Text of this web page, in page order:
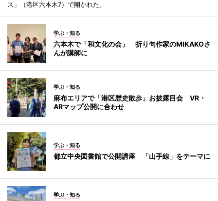
ス」（港区六本木7）で開かれた。
学ぶ・知る
六本木で「和文化の会」 折り句作家のMIKAKOさ
んが講師に
学ぶ・知る
麻布エリアで「港区歴史散歩」お披露目会 VR・
ARマップ公開に合わせ
学ぶ・知る
都立中央図書館で公開講座 「山手線」をテーマに
学ぶ・知る